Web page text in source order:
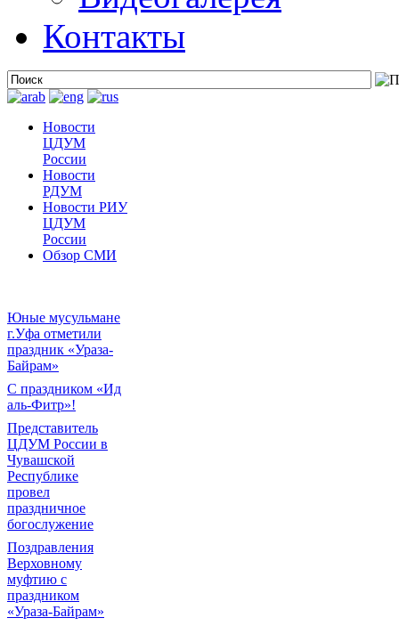
Контакты
Новости
ЦДУМ
России
Новости
РДУМ
Новости РИУ
ЦДУМ
России
Обзор СМИ
Юные мусульмане
г.Уфа отметили
праздник «Ураза-
Байрам»
С праздником «Ид
аль-Фитр»!
Представитель
ЦДУМ России в
Чувашской
Республике
провел
праздничное
богослужение
Поздравления
Верховному
муфтию с
праздником
«Ураза-Байрам»